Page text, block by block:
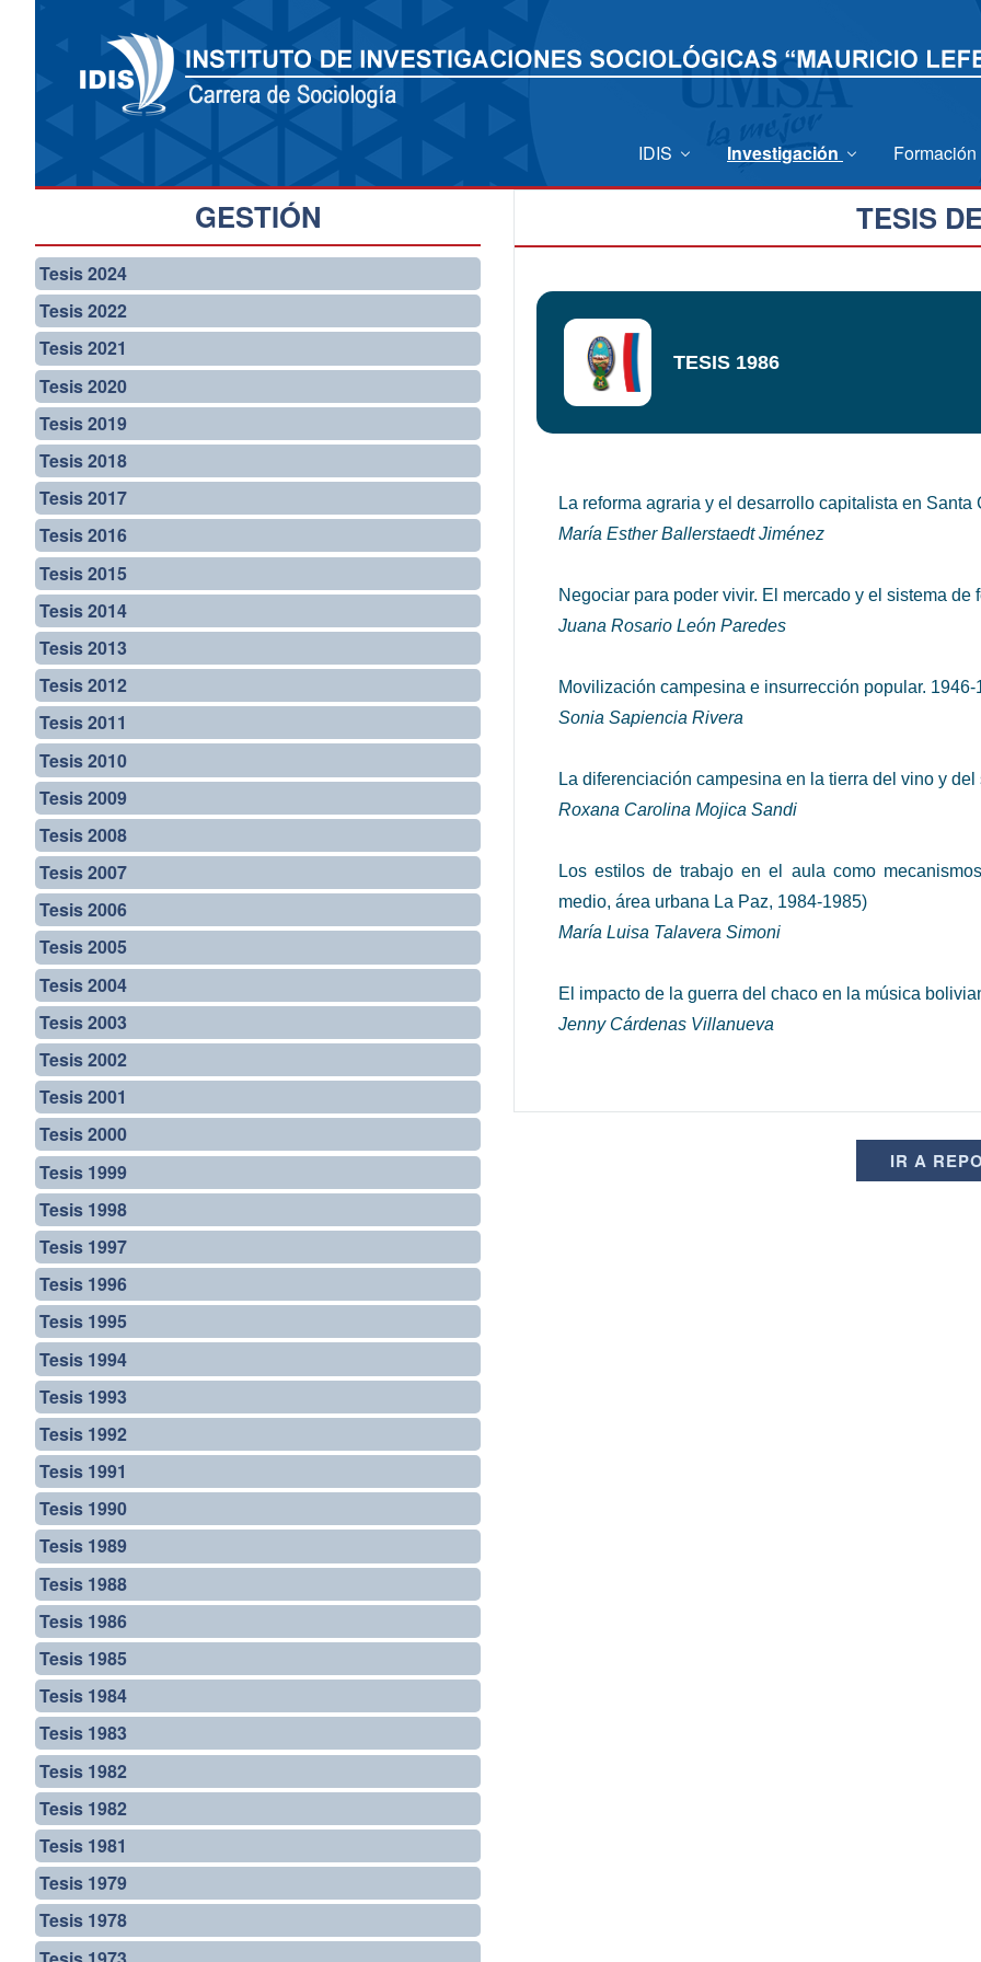
IDIS Investigación Formación
GESTIÓN
Tesis 2024
Tesis 2022
Tesis 2021
Tesis 2020
Tesis 2019
Tesis 2018
Tesis 2017
Tesis 2016
Tesis 2015
Tesis 2014
Tesis 2013
Tesis 2012
Tesis 2011
Tesis 2010
Tesis 2009
Tesis 2008
Tesis 2007
Tesis 2006
Tesis 2005
Tesis 2004
Tesis 2003
Tesis 2002
Tesis 2001
Tesis 2000
Tesis 1999
Tesis 1998
Tesis 1997
Tesis 1996
Tesis 1995
Tesis 1994
Tesis 1993
Tesis 1992
Tesis 1991
Tesis 1990
Tesis 1989
Tesis 1988
Tesis 1986
Tesis 1985
Tesis 1984
Tesis 1983
Tesis 1982
Tesis 1982
Tesis 1981
Tesis 1979
Tesis 1978
TESIS
TESIS 1986
La reforma agraria y el desarrollo capitalista en Santa
María Esther Ballerstaedt Jiménez
Negociar para poder vivir. El mercado y el sistema de
Juana Rosario León Paredes
Movilización campesina e insurrección popular. 1946-
Sonia Sapiencia Rivera
La diferenciación campesina en la tierra del vino y del
Roxana Carolina Mojica Sandi
Los estilos de trabajo en el aula como
medio, área urbana La Paz, 1984-1985)
María Luisa Talavera Simoni
El impacto de la guerra del chaco en la música
Jenny Cárdenas Villanueva
IR A